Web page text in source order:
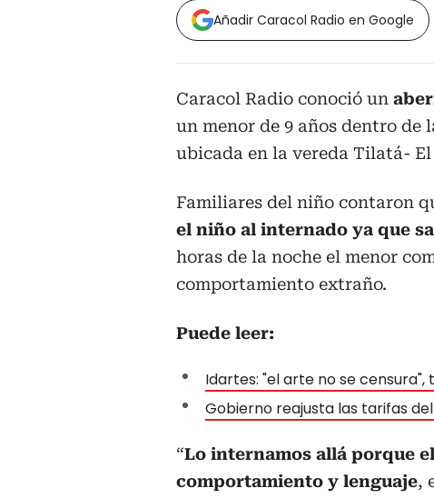
Añadir Caracol Radio en Google
Caracol Radio conoció un
un menor de 9 años dentro de
ubicada en la vereda Tilatá-
Familiares del niño contaron
el niño al internado ya que
horas de la noche el menor
comportamiento extraño.
Puede leer:
Idartes: "el arte no se
Gobierno reajusta las tarifas
“Lo internamos allá porque
comportamiento y lenguaje,